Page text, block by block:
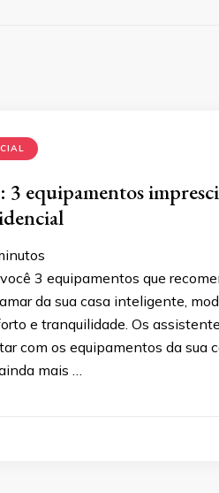
3 equipamentos
3 equipamentos que
da sua casa inteligente,
e tranquilidade. Os
com os equipamentos da sua
mais …